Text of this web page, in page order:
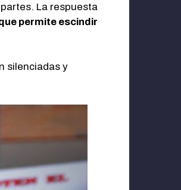
La respuesta
permite escindir
silenciadas y